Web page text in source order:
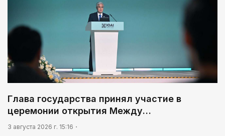
Глава государства принял участие в
церемонии открытия Между…
3 августа 2026 г. 15:16